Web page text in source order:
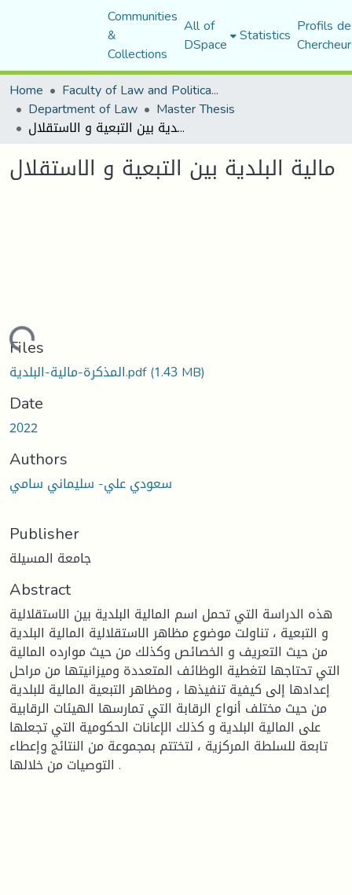
Communities
&
Collections
All of
DSpace Statistics Profils
Home
Faculty of Law and Political Science
Department of Law Master Thesis
مالية البلدية بين التبعية و الاستقلال
مالية البلدية بين التبعية و الاستقلال
Files
المذكرة-مالية-البلدية.pdf(1.43 MB)
Date
2022
Authors
سعودي علي- سليماني سامي
Publisher
جامعة المسيلة
Abstract
هذه الدراسة التي تحمل اسم المالية البلدية بين الاستقلالية
و التبعية ، تناولت موضوع مظاهر الاستقلالية المالية البلدية
من حيث التعريف و الخصائص وكذلك من حيث موارده المالية
التي تحتاجها لتغطية الوظائف المتعددة وميزانيتها من مراحل
إعدادها إلى كيفية تنفيذها ، ومظاهر التبعية المالية للبلدية
من حيث مختلف أنواع الرقابة التي تمارسها الهيئات الرقابية
على المالية البلدية و كذلك الإعانات الحكومية التي تجعلها
تابعة للسلطة المركزية ، لتختتم بمجموعة من النتائج وإعطاء
التوصيات من خلالها .